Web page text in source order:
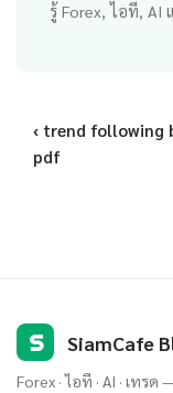
รู้ Forex, ไอที, AI
‹ trend following
pdf
S SiamCafe
Forex · ไอที · AI · เท